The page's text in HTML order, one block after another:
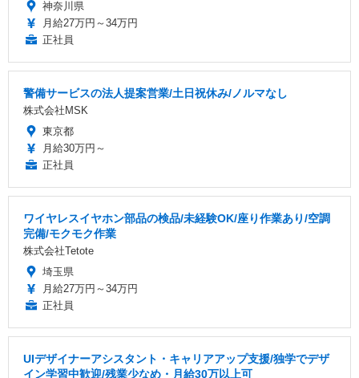
神奈川県
月給27万円～34万円
正社員
警備サービスの法人提案営業/土日祝休み/ノルマなし
株式会社MSK
東京都
月給30万円～
正社員
ワイヤレスイヤホン部品の検品/未経験OK/座り作業あり/空調
完備/モクモク作業
株式会社Tetote
埼玉県
月給27万円～34万円
正社員
UIデザイナーアシスタント・キャリアアップ支援/独学でデザ
イン学習中歓迎/残業少なめ・月給30万以上可